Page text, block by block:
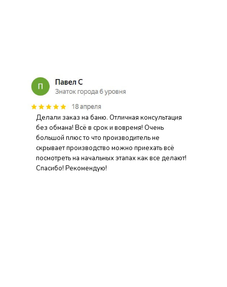
Делали заказ на баню. Отличная консультация
без обмана! Всё в срок и вовремя! Очень
большой плюс то что производитель не
скрывает производство можно приехать всё
посмотреть на начальных этапах как все делают!
Спасибо! Рекомендую!